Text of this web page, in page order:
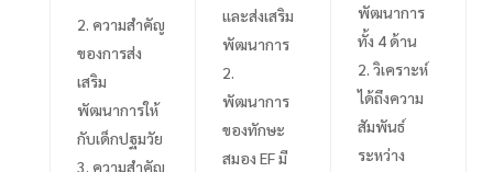
ความสำคัญ
ของการส่ง
เสริม
พัฒนาการให้
กับเด็กปฐมวัย
ความสำคัญ
และส่งเสริม
พัฒนาการ
พัฒนาการ
ของทักษะ
สมอง EFมี
พัฒนาการ
ทั้ง 4ด้าน
วิเคราะห์
ได้ถึงความ
สัมพันธ์
ระหว่าง